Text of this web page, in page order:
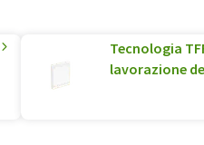
Tecnologia
lavorazione